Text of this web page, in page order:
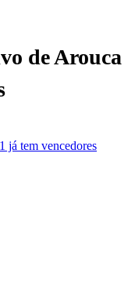
de Arouca